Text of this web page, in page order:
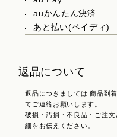
auかんたん決済
あと払い(ペイディ)
返品について
返品につきましては 商品到
てご連絡お願いします。
破損・汚損・不良品・ご注
細をお伝えください。